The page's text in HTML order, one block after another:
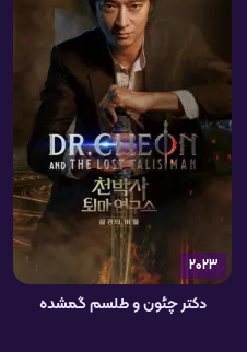
2023
دکتر چئون و طلسم گمشده